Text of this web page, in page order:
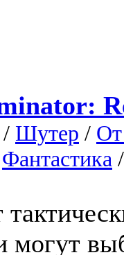
/ Шутер / От
Фантастика
могут